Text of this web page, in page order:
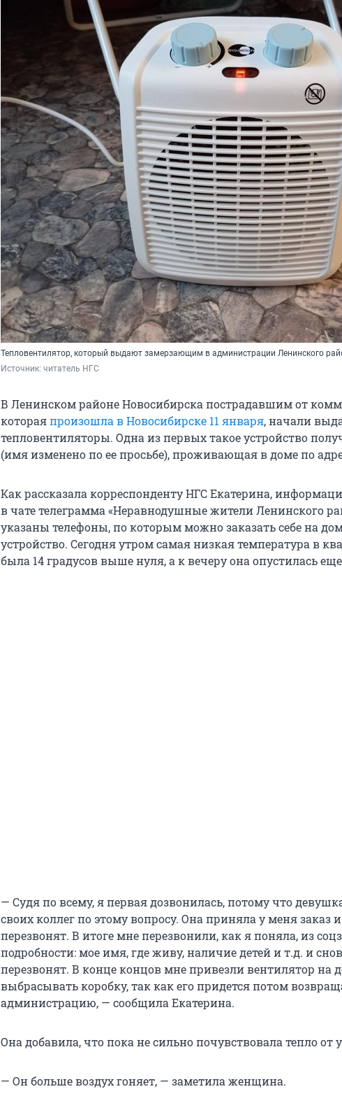
Тепловентилятор, который выдают замерзающим в администрации Ленинского
Источник: читатель НГС
В Ленинском районе Новосибирска пострадавшим от
котораяпроизошла в Новосибирске 11 января, начали
тепловентиляторы. Одна из первых такое устройство
(имя изменено по ее просьбе), проживающая в доме по
Как рассказала корреспонденту НГС Екатерина,
в чате телеграмма «Неравнодушные жители Ленинского
указаны телефоны, по которым можно заказать себе на
устройство. Сегодня утром самая низкая температура в
была 14 градусов выше нуля, а к вечеру она опустилась
— Судя по всему, я первая дозвонилась, потому что
своих коллег по этому вопросу. Она приняла у меня заказ
перезвонят. В итоге мне перезвонили, как я поняла, из
подробности: мое имя, где живу, наличие детей и т.д. и
перезвонят. В конце концов мне привезли вентилятор на
выбрасывать коробку, так как его придется потом
администрацию, — сообщила Екатерина.
Она добавила, что пока не сильно почувствовала тепло от
— Он больше воздух гоняет, — заметила женщина.